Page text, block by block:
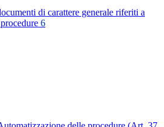
di carattere generale riferiti a
6